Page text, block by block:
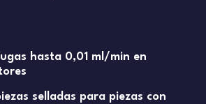
hasta 0,01 ml/min en
selladas para piezas con